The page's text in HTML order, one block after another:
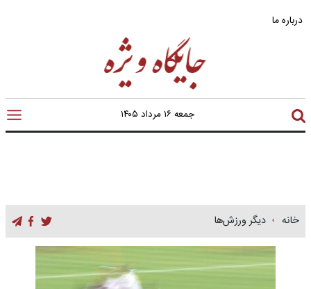
درباره ما
جمعه ۱۶ مرداد ۱۴۰۵
خانه دیگر ورزش‌ها